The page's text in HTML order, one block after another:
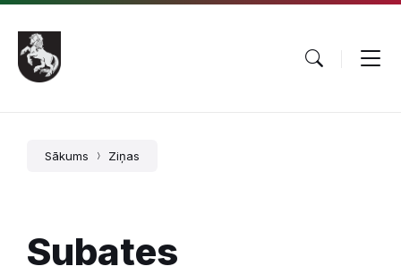
Pāriet
saturu
Skip
main
navigation
Skip
footer
Sākums Ziņas
Subates